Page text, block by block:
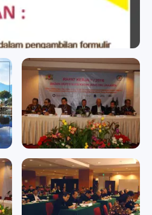
RAPAT KERJA II/2016
RAPAT KERJA II/2016